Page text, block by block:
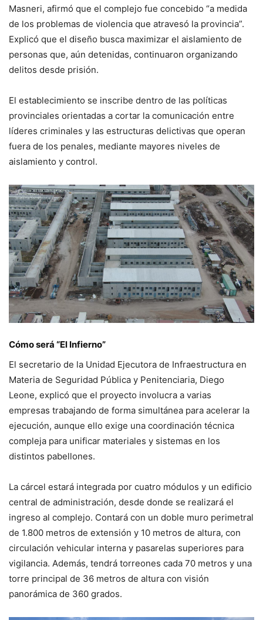
Masneri, afirmó que el complejo fue concebido “a medida
de los problemas de violencia que atravesó la provincia”.
Explicó que el diseño busca maximizar el aislamiento de
personas que, aún detenidas, continuaron organizando
delitos desde prisión.
El establecimiento se inscribe dentro de las políticas
provinciales orientadas a cortar la comunicación entre
líderes criminales y las estructuras delictivas que operan
fuera de los penales, mediante mayores niveles de
aislamiento y control.
Cómo será “El Infierno”
El secretario de la Unidad Ejecutora de Infraestructura en
Materia de Seguridad Pública y Penitenciaria, Diego
Leone, explicó que el proyecto involucra a varias
empresas trabajando de forma simultánea para acelerar la
ejecución, aunque ello exige una coordinación técnica
compleja para unificar materiales y sistemas en los
distintos pabellones.
La cárcel estará integrada por cuatro módulos y un edificio
central de administración, desde donde se realizará el
ingreso al complejo. Contará con un doble muro perimetral
de 1.800 metros de extensión y 10 metros de altura, con
circulación vehicular interna y pasarelas superiores para
vigilancia. Además, tendrá torreones cada 70 metros y una
torre principal de 36 metros de altura con visión
panorámica de 360 grados.